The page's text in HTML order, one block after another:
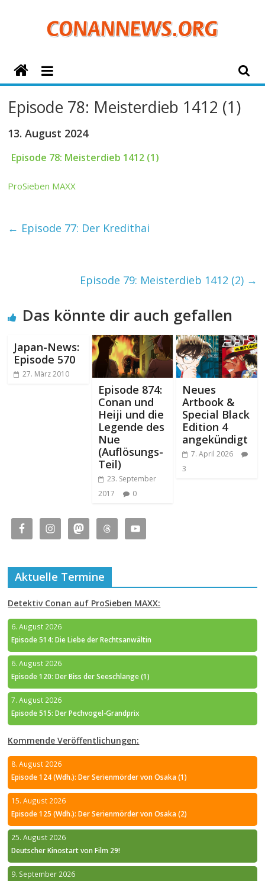
ConanNews.org
Conan
Episode 78: Meisterdieb 1412 (1)
13. August 2024
Episode 78: Meisterdieb 1412 (1)
ProSieben MAXX
← Episode 77: Der Kredithai
Episode 79: Meisterdieb 1412 (2) →
Das könnte dir auch gefallen
Japan-News:
Episode 570
27. März 2010
Episode 874:
Conan und
Heiji und die
Legende des
Nue
(Auflösungs-
Teil)
23. September
2017
0
Neues
Artbook &
Special Black
Edition 4
angekündigt
7. April 2026
3
Aktuelle Termine
Detektiv Conan auf ProSieben MAXX:
6. August 2026
Episode 514: Die Liebe der Rechtsanwältin
6. August 2026
Episode 120: Der Biss der Seeschlange (1)
7. August 2026
Episode 515: Der Pechvogel-Grandprix
Kommende Veröffentlichungen:
8. August 2026
Episode 124 (Wdh.): Der Serienmörder von Osaka (1)
15. August 2026
Episode 125 (Wdh.): Der Serienmörder von Osaka (2)
25. August 2026
Deutscher Kinostart von Film 29!
9. September 2026